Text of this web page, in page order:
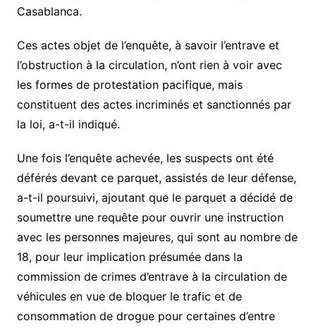
Casablanca.
Ces actes objet de l’enquête, à savoir l’entrave et
l’obstruction à la circulation, n’ont rien à voir avec
les formes de protestation pacifique, mais
constituent des actes incriminés et sanctionnés par
la loi, a-t-il indiqué.
Une fois l’enquête achevée, les suspects ont été
déférés devant ce parquet, assistés de leur défense,
a-t-il poursuivi, ajoutant que le parquet a décidé de
soumettre une requête pour ouvrir une instruction
avec les personnes majeures, qui sont au nombre de
18, pour leur implication présumée dans la
commission de crimes d’entrave à la circulation de
véhicules en vue de bloquer le trafic et de
consommation de drogue pour certaines d’entre